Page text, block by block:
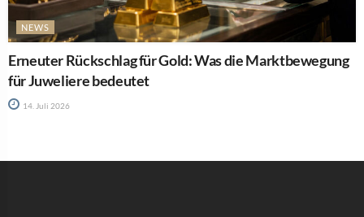
NEWS
Erneuter Rückschlag für Gold: Was die Marktbewegung
für Juweliere bedeutet
14. Juli 2026